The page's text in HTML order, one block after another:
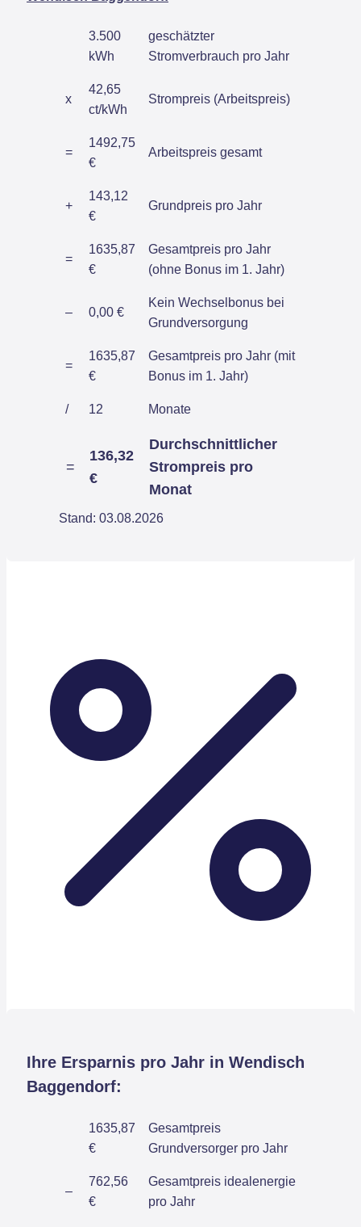
3.500
kWh
geschätzter
Stromverbrauch pro Jahr
x
42,65
ct/kWh
Strompreis (Arbeitspreis)
=
1492,75
€
Arbeitspreis gesamt
+
143,12
€
Grundpreis pro Jahr
=
1635,87
€
Gesamtpreis pro Jahr
(ohne Bonus im 1. Jahr)
– 0,00 €
Kein Wechselbonus bei
Grundversorgung
=
1635,87
€
Gesamtpreis pro Jahr (mit
Bonus im 1. Jahr)
/ 12 Monate
=
136,32
€
Durchschnittlicher
Strompreis pro
Monat
Stand: 03.08.2026
Ihre Ersparnis pro Jahr in Wendisch
Baggendorf:
1635,87
€
Gesamtpreis
Grundversorger pro Jahr
–
762,56
€
Gesamtpreis idealenergie
pro Jahr